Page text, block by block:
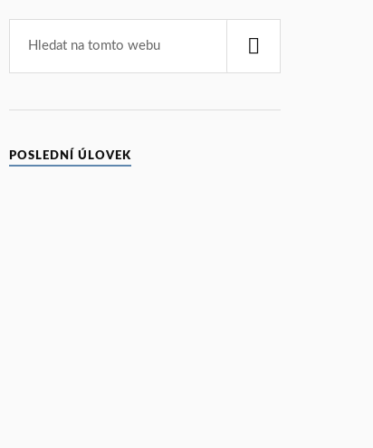
POSLEDNÍ ÚLOVEK